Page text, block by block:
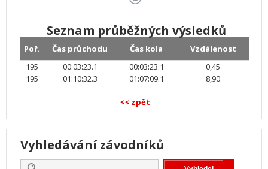
Seznam průběžných výsledků
Poř. Čas průchodu Čas kola
Vzdálenost
195
00:03:23.1 00:03:23.1
0,45
195
01:10:32.3 01:07:09.1 8,90
<< zpět
Vyhledávání závodníků